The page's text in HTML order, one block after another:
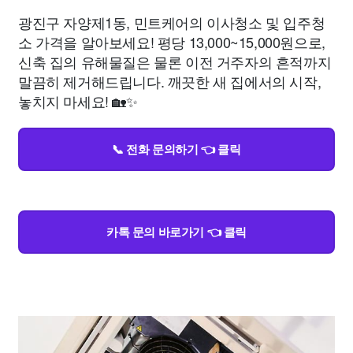
광진구 자양제1동, 민트케어의 이사청소 및 입주청
소 가격을 알아보세요! 평당 13,000~15,000원으로,
신축 집의 유해물질은 물론 이전 거주자의 흔적까지
말끔히 제거해드립니다. 깨끗한 새 집에서의 시작,
놓치지 마세요! 🏡✨
📞 전화 문의하기 👈 클릭
카톡 문의 바로가기 👈 클릭